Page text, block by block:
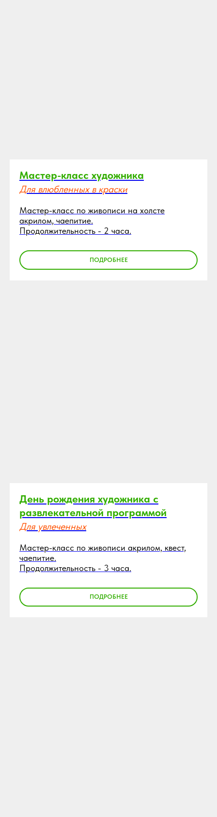
Мастер-класс художника
Для влюбленных в краски
Мастер-класс по живописи на холсте
акрилом, чаепитие.
Продолжительность - 2 часа.
ПОДРОБНЕЕ
День рождения художника с
развлекательной программой
Для увлеченных
Мастер-класс по живописи акрилом, квест,
чаепитие.
Продолжительность - 3 часа.
ПОДРОБНЕЕ